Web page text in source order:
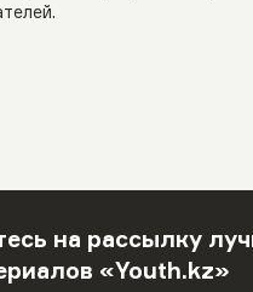
на рассылку
«Youth.kz»